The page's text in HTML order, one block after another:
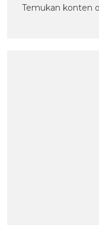
Temukan konten